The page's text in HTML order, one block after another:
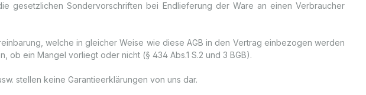
gesetzlichen Sondervorschriften bei Endlieferung der Ware an einen Verbraucher
welche in gleicher Weise wie diese AGB in den Vertrag einbezogen werden
ein Mangel vorliegt oder nicht (§ 434 Abs.1 S.2 und 3 BGB).
stellen keine Garantieerklärungen von uns dar.